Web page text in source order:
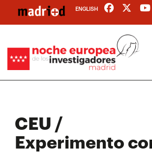
contenido
ENGLISH
CEU /
Experimento